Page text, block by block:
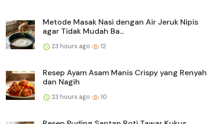
Metode Masak Nasi dengan Air Jeruk Nipis
agar Tidak Mudah Ba...
23 hours ago 12
Resep Ayam Asam Manis Crispy yang Renyah
dan Nagih
23 hours ago 10